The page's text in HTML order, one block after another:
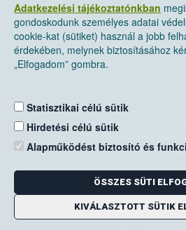
Adatkezelési tájékoztatónkban
gondoskodunk személyes adatai
cookie-kat (sütiket) használ a jobb
érdekében, melynek biztosításához
„Elfogadom” gombra.
Statisztikai célú sütik
Hirdetési célú sütik
Alapműködést biztosító és
ÖSSZES SÜTI
KIVÁLASZTOTT SÜTIK
Nemzeti Élelmiszerlánc-
Levelezési cím: 1525
E-mail:
Zöld szám: 06-80/
Telefon: 06-1/ 336-